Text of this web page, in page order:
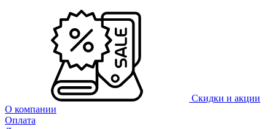
Скидки и акции
О компании
Оплата